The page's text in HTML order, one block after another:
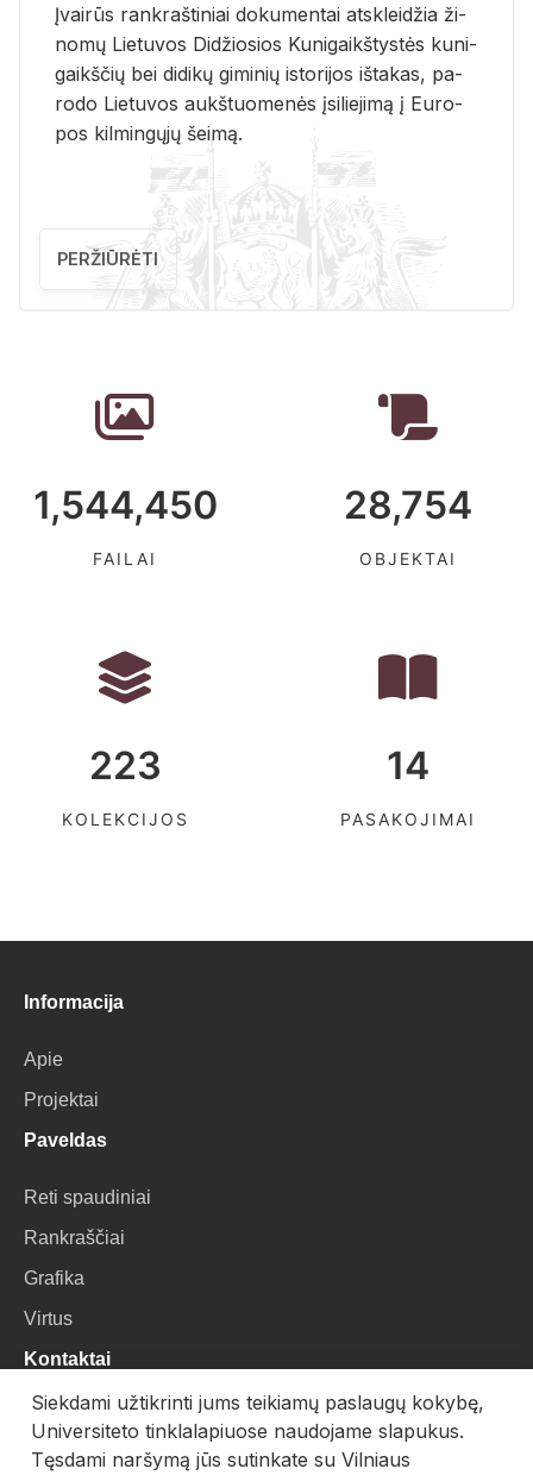
Įvai­rūs rank­raš­ti­niai do­ku­men­tai at­sklei­džia ži­
no­mų Lie­tu­vos Di­džio­sios Ku­ni­gaikš­tys­tės ku­ni­
gaikš­čių bei di­di­kų gi­mi­nių is­to­ri­jos iš­ta­kas, pa­
ro­do Lie­tu­vos aukš­tuo­me­nės įsi­lie­ji­mą į Eu­ro­
pos kil­min­gų­jų šei­mą.
PERŽIŪRĖTI
1,544,450
FAILAI
28,754
OBJEKTAI
223
KOLEKCIJOS
14
PASAKOJIMAI
Informacija
Apie
Projektai
Paveldas
Reti spaudiniai
Rankraščiai
Grafika
Virtus
Kontaktai
VU Biblioteka
Universiteto g. 3, LT-01122, Vilnius
Siekdami užtikrinti jums teikiamų paslaugų kokybę,
Universiteto tinklalapiuose naudojame slapukus.
Tęsdami naršymą jūs sutinkate su Vilniaus